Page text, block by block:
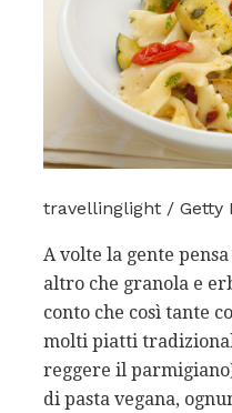
travellinglight / Getty
A volte la gente
altro che granola e
conto che così tante
molti piatti
reggere il
di pasta vegana,